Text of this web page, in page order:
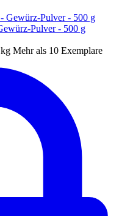
Pulver - 500 g
Mehr als 10 Exemplare